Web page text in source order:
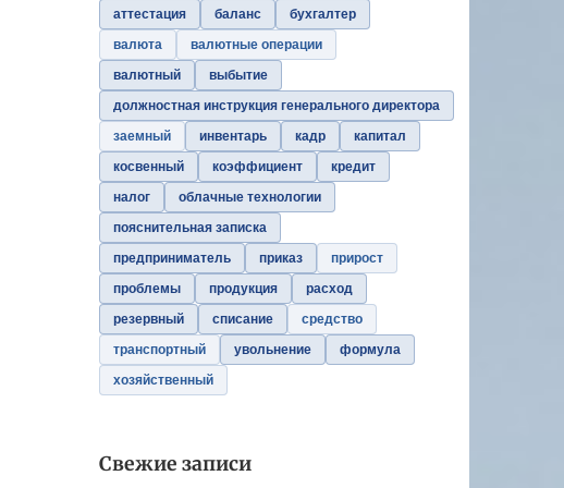
аттестация
баланс
бухгалтер
валюта
валютные операции
валютный
выбытие
должностная инструкция генерального директора
заемный
инвентарь кадр
капитал
косвенный
коэффициент
кредит
налог
облачные технологии
пояснительная записка
предприниматель
приказ
прирост
проблемы
продукция
расход
резервный
списание
средство
транспортный
увольнение
формула
хозяйственный
Свежие записи